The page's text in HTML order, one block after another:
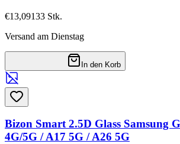
€13,09133 Stk.
Versand am Dienstag
In den Korb
Bizon Smart 2.5D Glass Samsung
4G/5G / A17 5G / A26 5G